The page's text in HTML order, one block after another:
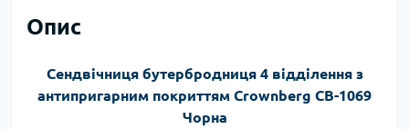
Опис
Сендвічниця бутербродниця 4 відділення з
антипригарним покриттям Crownberg CB-1069
Чорна